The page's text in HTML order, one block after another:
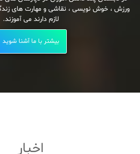
ورزش ، خوش نویسی ، نقاشی و مهارت های
لازم دارند می آموزند.
بیشتر با ما آشنا شوید
اخبار